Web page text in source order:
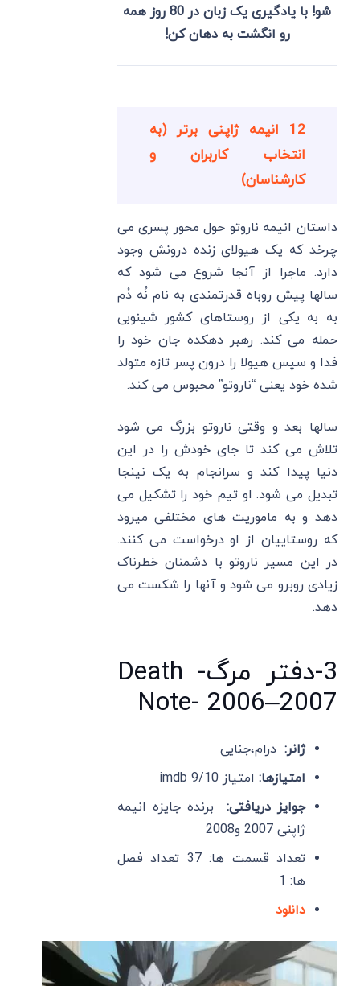
شو! با یادگیری یک زبان در 80 روز همه
رو انگشت به دهان کن!
12 انیمه ژاپنی برتر (به
انتخاب کاربران و
کارشناسان)
داستان انیمه ناروتو حول محور پسری می
چرخد که یک هیولای زنده درونش وجود
دارد. ماجرا از آنجا شروع می شود که
سالها پیش روباه قدرتمندی به نام نُه دُم
به به یکی از روستاهای کشور شینوبی
حمله می کند. رهبر دهکده جان خود را
فدا و سپس هیولا را درون پسر تازه متولد
شده خود یعنی “ناروتو” محبوس می کند.
سالها بعد و وقتی ناروتو بزرگ می شود
تلاش می کند تا جای خودش را در این
دنیا پیدا کند و سرانجام به یک نینجا
تبدیل می شود. او تیم خود را تشکیل می
دهد و به ماموریت های مختلفی میرود
که روستاییان از او درخواست می کنند.
در این مسیر ناروتو با دشمنان خطرناک
زیادی روبرو می شود و آنها را شکست می
دهد.
3-دفتر مرگ- Death
Note- 2006–2007
ژانر: درام،جنایی
امتیازها: امتیاز imdb 9/10
جوایز دریافتی: برنده جایزه انیمه
ژاپنی 2007 و2008
تعداد قسمت ها: 37 تعداد فصل
ها: 1
دانلود